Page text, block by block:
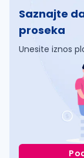
Saznajte
proseka
Unesite iznos